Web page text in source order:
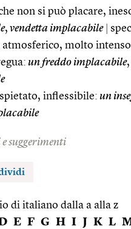
non si può placare,
, vendetta implacabile
molto intenso
un freddo implacabile,
inflessibile: un
suggerimenti
di italiano dalla a alla z
E F G H I J K L